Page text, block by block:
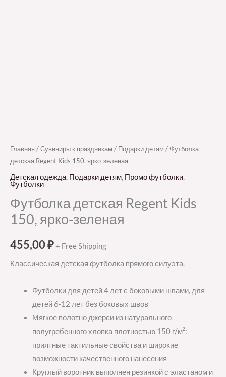
Главная /Сувениры к праздникам / Подарки детям / Футболка
детская Regent Kids 150, ярко-зеленая
Детская одежда, Подарки детям, Промо футболки,
Футболки
Футболка детская Regent Kids
150, ярко-зеленая
455,00₽+ Free Shipping
Классическая детская футболка прямого силуэта.
Футболки для детей 4 лет с боковыми швами, для
детей 6-12 лет без боковых швов
Мягкое полотно джерси из натурального
полугребенного хлопка плотностью 150 г/м²:
приятные тактильные свойства и широкие
возможности качественного нанесения
Круглый воротник выполнен резинкой с эластаном и